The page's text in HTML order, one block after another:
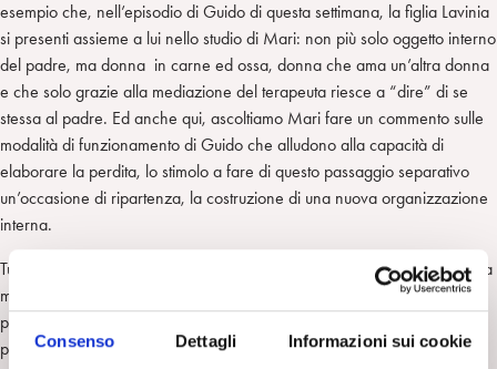
Consenso Dettagli Informazioni sui cookie
esempio che, nell’episodio di Guido di questa settimana, la figlia Lavinia
si presenti assieme a lui nello studio di Mari: non più solo oggetto interno
del padre, ma donna in carne ed ossa, donna che ama un’altra donna
e che solo grazie alla mediazione del terapeuta riesce a “dire” di se
stessa al padre. Ed anche qui, ascoltiamo Mari fare un commento sulle
modalità di funzionamento di Guido che alludono alla capacità di
elaborare la perdita, lo stimolo a fare di questo passaggio separativo
un’occasione di ripartenza, la costruzione di una nuova organizzazione
interna.
Tutto è accelerato, nella terapia con Elisa. Il contatto ravvicinato con una
malattia che può avere esiti mortali, la crisi post-chemio, fanno
precipitare il setting: Mari è spinto ad agire, chiama la madre della
paziente, riesce però a tenere a bada la spinta a slegarsi che